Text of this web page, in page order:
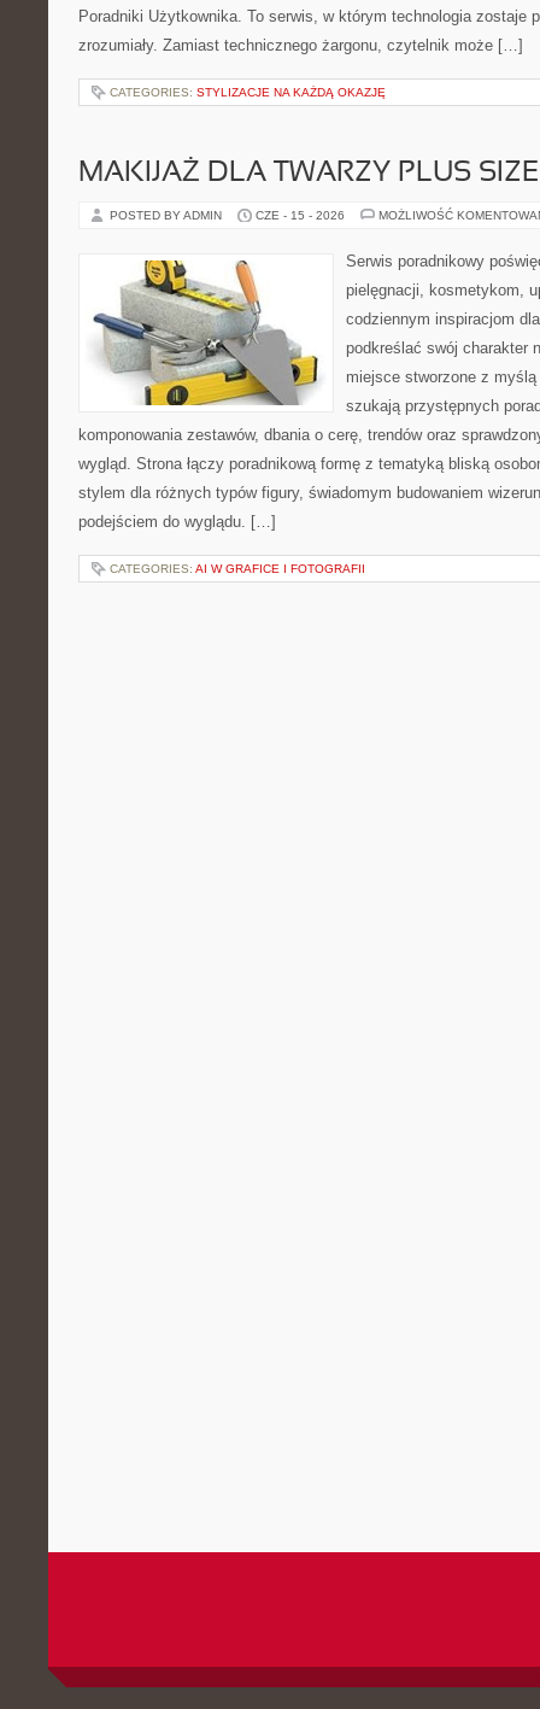
Poradniki Użytkownika. To serwis, w którym technologia zostaje
zrozumiały. Zamiast technicznego żargonu, czytelnik może […]
CATEGORIES: STYLIZACJE NA KAŻDĄ OKAZJĘ
MAKIJAŻ DLA TWARZY PLUS SIZE
POSTED BY ADMIN CZE - 15 - 2026 MOŻLIWOŚĆ
Serwis poradnikowy
pielęgnacji, kosmetykom,
codziennym inspiracjom
podkreślać swój charakter
miejsce stworzone z
szukają przystępnych
komponowania zestawów, dbania o cerę, trendów oraz
wygląd. Strona łączy poradnikową formę z tematyką bliską
stylem dla różnych typów figury, świadomym budowaniem
podejściem do wyglądu. […]
CATEGORIES: AI W GRAFICE I FOTOGRAFII